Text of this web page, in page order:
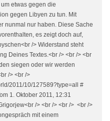
etwas gegen die
gegen Libyen zu tun. Mit
nunmal nur haben. Diese Sache
es zeigt doch auf,
/> Widerstand steht
Deines Textes.<br /> <br /> <br
siegen oder wir werden
/> <br />
2011/10/127589?type=all #
1. Oktober 2011, 12:31
/> <br /> <br /> <br />
mit einem